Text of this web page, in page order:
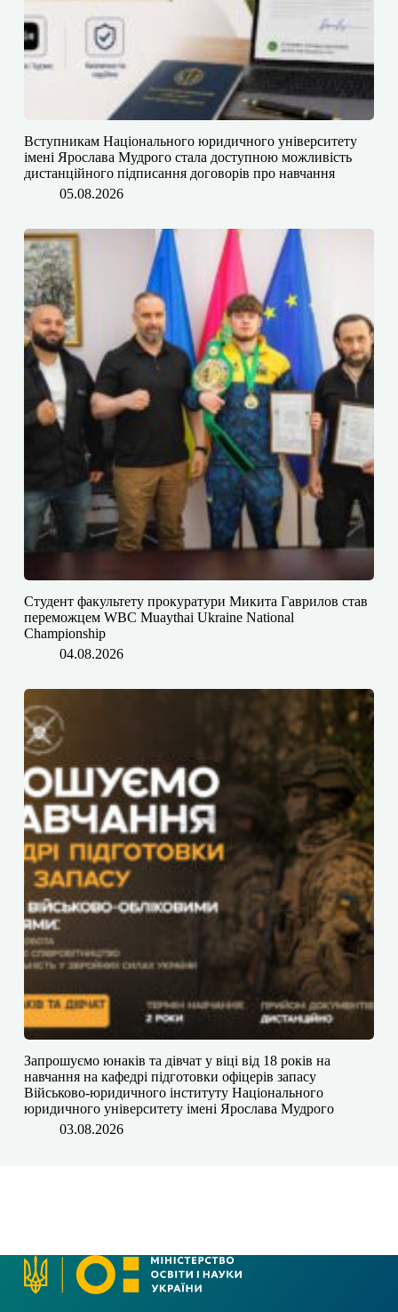
​​Вступникам Національного юридичного університету
імені Ярослава Мудрого⁠ стала доступною можливість
дистанційного підписання договорів про навчання
05.08.2026
Студент факультету прокуратури Микита Гаврилов став
переможцем WBC Muaythai Ukraine National
Championship
04.08.2026
Запрошуємо юнаків та дівчат у віці від 18 років на
навчання на кафедрі підготовки офіцерів запасу
Військово-юридичного інституту Національного
юридичного університету імені Ярослава Мудрого
03.08.2026